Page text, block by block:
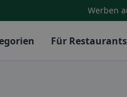
Werben
Für Restaurants